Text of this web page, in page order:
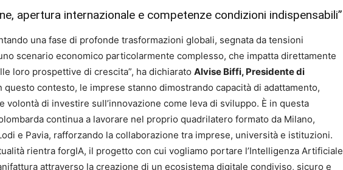
apertura internazionale e competenze condizioni indispensabili”
una fase di profonde trasformazioni globali, segnata da tensioni
scenario economico particolarmente complesso, che impatta direttamente
loro prospettive di crescita”, ha dichiarato Alvise Biffi, Presidente di
questo contesto, le imprese stanno dimostrando capacità di adattamento,
volontà di investire sull’innovazione come leva di sviluppo. È in questa
continua a lavorare nel proprio quadrilatero formato da Milano,
e Pavia, rafforzando la collaborazione tra imprese, università e istituzioni.
rientra forgIA, il progetto con cui vogliamo portare l’Intelligenza Artificiale
attraverso la creazione di un ecosistema digitale condiviso, sicuro e